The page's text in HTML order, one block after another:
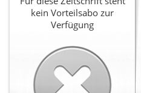
kein Vorteilsabo zur
Verfügung